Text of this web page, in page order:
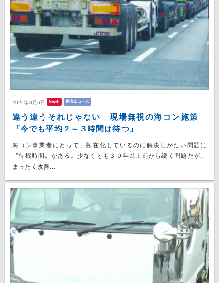
2026年8月6日 New!! 物流ニュース
違う違うそれじゃない 現場無視の海コン施策
「今でも平均２～３時間は待つ」
海コン事業者にとって、顕在化しているのに解決しがたい問題に
〝待機時間〟がある。少なくとも３０年以上前から続く問題だが、
まったく改善...